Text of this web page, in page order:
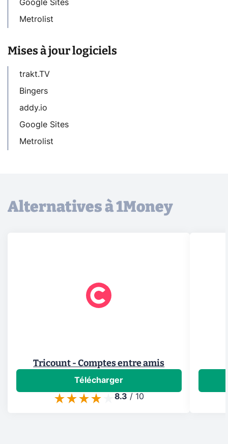
Google Sites
Metrolist
Mises à jour logiciels
trakt.TV
Bingers
addy.io
Google Sites
Metrolist
Alternatives à 1Money
Tricount - Comptes entre amis
Télécharger
8.3 / 10